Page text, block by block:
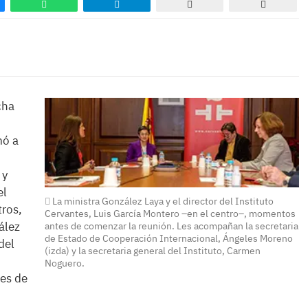
La ministra González Laya y el director del Instituto
Cervantes, Luis García Montero –en el centro–, momentos
antes de comenzar la reunión. Les acompañan la secretaria
de Estado de Cooperación Internacional, Ángeles Moreno
(izda) y la secretaria general del Instituto, Carmen
Noguero.
a
de